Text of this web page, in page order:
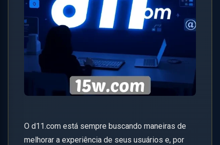
O d11.com está sempre buscando maneiras de
melhorar a experiência de seus usuários e, por